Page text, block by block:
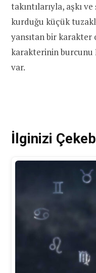
takıntılarıyla, aşkı
kurduğu küçük
yansıtan bir karakter
karakterinin burcunu
var.
İlginizi